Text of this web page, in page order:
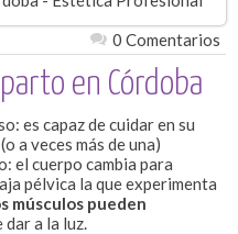
0 Comentarios
en Córdoba
es capaz de cuidar en su
a veces más de una)
el cuerpo cambia para
pélvica la que experimenta
músculos pueden
dar a la luz.